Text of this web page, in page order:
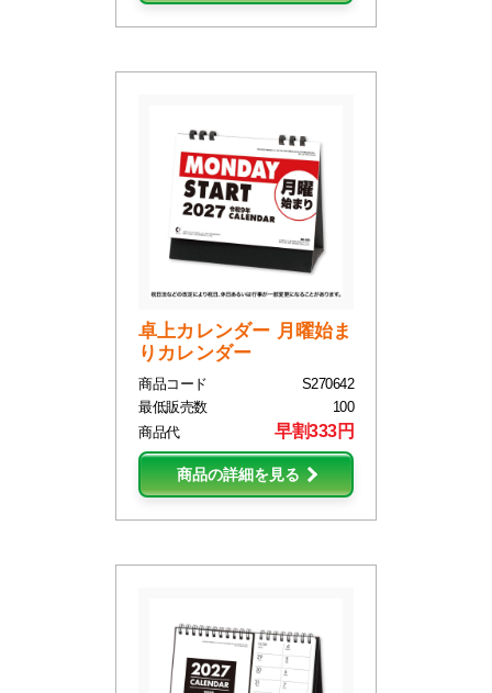
卓上カレンダー 月曜始ま
りカレンダー
商品コード
S270642
最低販売数
100
商品代
早割333円
商品の詳細を見る